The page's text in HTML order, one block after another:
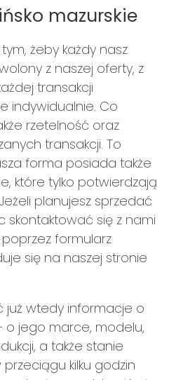
mazurskie
żeby każdy nasz
z naszej oferty, z
transakcji
indywidualnie. Co
rzetelność oraz
transakcji. To
forma posiada także
które tylko potwierdzają
planujesz sprzedać
się z nami
formularz
się na naszej stronie
wtedy informacje o
o jego marce, modelu,
a także stanie
kilku godzin